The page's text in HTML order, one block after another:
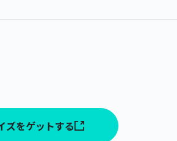
ズをゲットする